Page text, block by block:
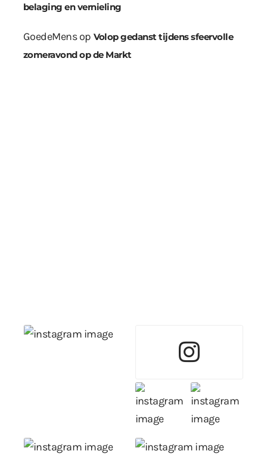
belaging en vernieling
GoedeMensop Volop gedanst tijdens sfeervolle
zomeravond op de Markt